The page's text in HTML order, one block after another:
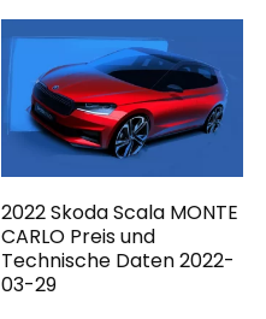
2022 Skoda Scala MONTE
CARLO Preis und
Technische Daten 2022-
03-29